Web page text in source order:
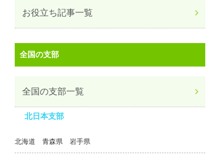
お役立ち記事一覧
全国の支部
全国の支部一覧
北日本支部
北海道 青森県 岩手県